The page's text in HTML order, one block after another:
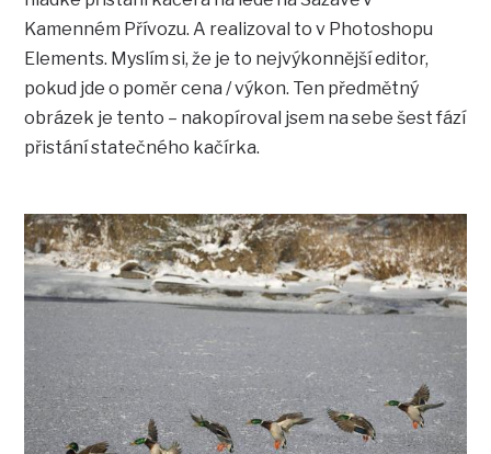
Kamenném Přívozu. A realizoval to v Photoshopu
Elements. Myslím si, že je to nejvýkonnější editor,
pokud jde o poměr cena / výkon. Ten předmětný
obrázek je tento – nakopíroval jsem na sebe šest fází
přistání statečného kačírka.